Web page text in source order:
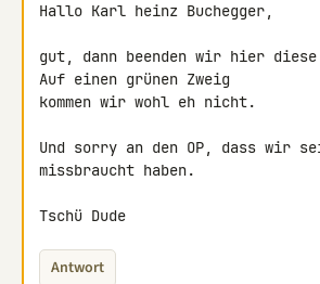
Hallo Karl heinz Buchegger,
gut, dann beenden wir hier
Auf einen grünen Zweig
kommen wir wohl eh nicht.
Und sorry an den OP, dass wir
missbraucht haben.
Tschü Dude
Antwort